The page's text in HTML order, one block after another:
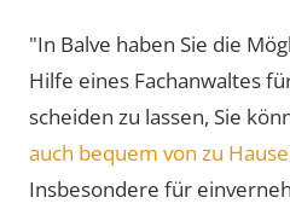
"In Balve haben Sie die
Hilfe eines Fachanwaltes
scheiden zu lassen, Sie
auch bequem von zu
Insbesondere für